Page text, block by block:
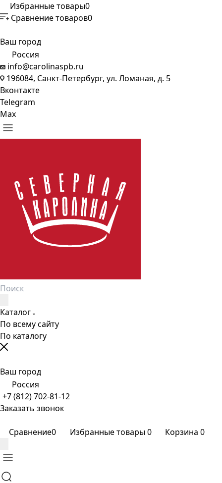
Избранные товары0
Сравнение товаров0
Ваш город
Россия
info@carolinaspb.ru
196084, Санкт-Петербург, ул. Ломаная, д. 5
Вконтакте
Telegram
Max
Каталог
По всему сайту
По каталогу
Ваш город
Россия
+7 (812) 702-81-12
Заказать звонок
Сравнение0 Избранные товары0 Корзина 0